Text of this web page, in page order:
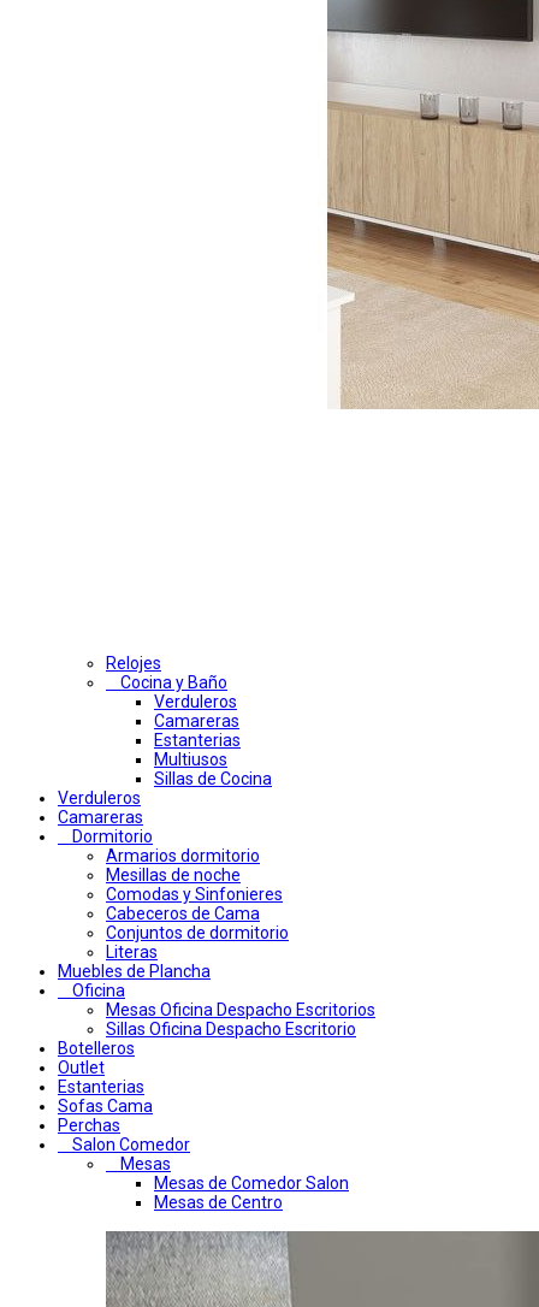
Relojes
Cocina y Baño
Verduleros
Camareras
Estanterias
Multiusos
Sillas de Cocina
Verduleros
Camareras
Dormitorio
Armarios dormitorio
Mesillas de noche
Comodas y Sinfonieres
Cabeceros de Cama
Conjuntos de dormitorio
Literas
Muebles de Plancha
Oficina
Mesas Oficina Despacho Escritorios
Sillas Oficina Despacho Escritorio
Botelleros
Outlet
Estanterias
Sofas Cama
Perchas
Salon Comedor
Mesas
Mesas de Comedor Salon
Mesas de Centro